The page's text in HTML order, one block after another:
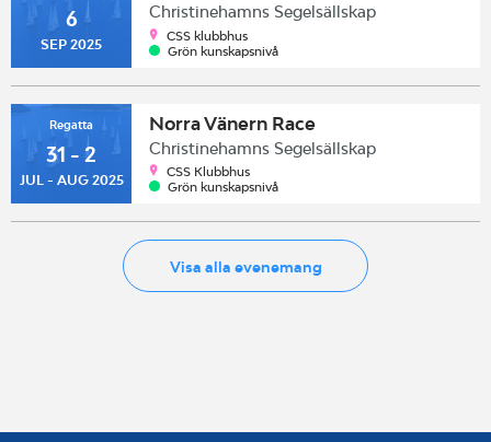
6
SEP 2025
Christinehamns Segelsällskap
CSS klubbhus
Grön kunskapsnivå
Regatta
31 - 2
JUL - AUG 2025
Norra Vänern Race
Christinehamns Segelsällskap
CSS Klubbhus
Grön kunskapsnivå
Visa alla evenemang